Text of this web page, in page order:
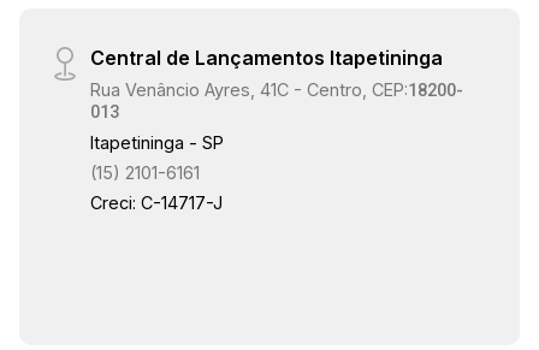
Central de Lançamentos Itapetininga
Rua Venâncio Ayres, 41C - Centro, CEP:18200-
013
Itapetininga - SP
(15) 2101-6161
Creci: C-14717-J